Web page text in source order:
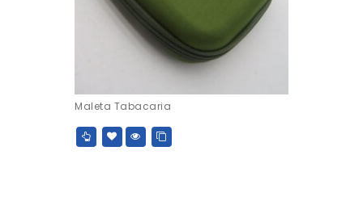
Maleta Tabacaria